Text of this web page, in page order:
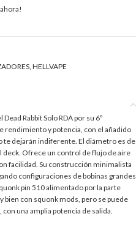
, HELLVAPE
Rabbit Solo RDA por su 6º
rendimiento y potencia, con el añadido
te dejarán indiferente. El diámetro es de
Ofrece un control de flujo de aire
facilidad. Su construcción minimalista
configuraciones de bobinas grandes
pin 510 alimentado por la parte
bien con squonk mods, pero se puede
una amplia potencia de salida.